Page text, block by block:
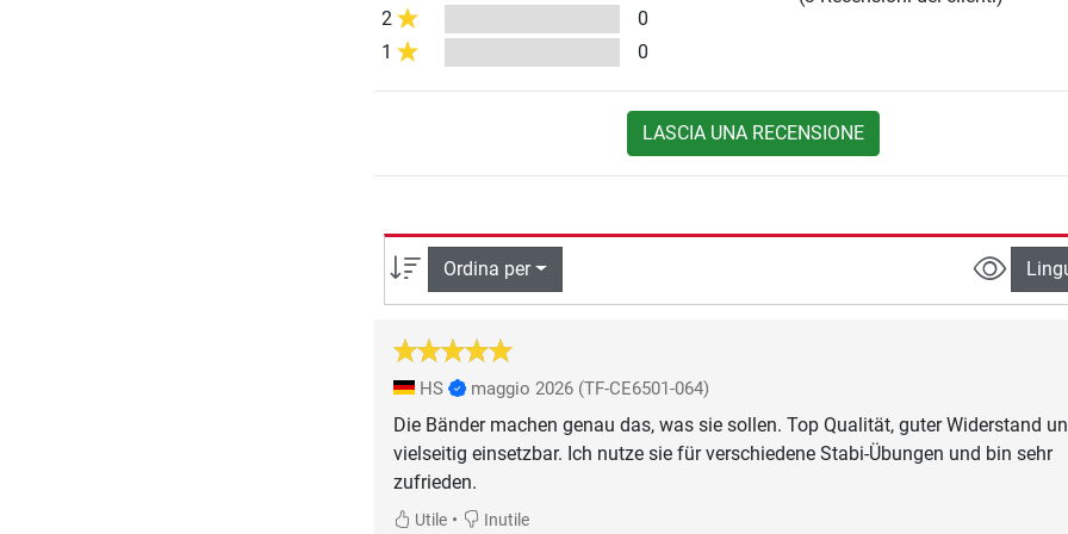
2
0
1
0
LASCIA UNA RECENSIONE
Ordina per
HS maggio 2026 (TF-CE6501-064)
Die Bänder machen genau das, was sie sollen. Top Qualität, guter Widerstand
vielseitig einsetzbar. Ich nutze sie für verschiedene Stabi-Übungen und bin sehr
zufrieden.
Utile• Inutile